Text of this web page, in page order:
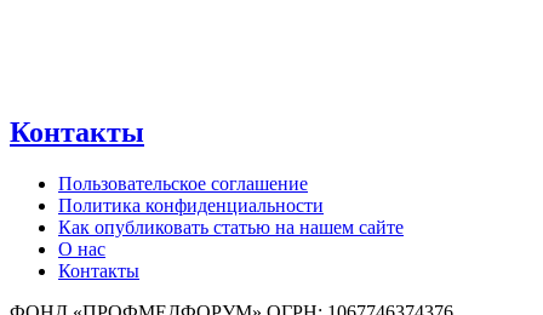
Контакты
Пользовательское соглашение
Политика конфиденциальности
Как опубликовать статью на нашем сайте
О нас
Контакты